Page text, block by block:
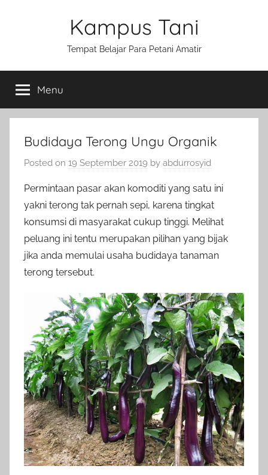
Kampus Tani
Tempat Belajar Para Petani Amatir
Menu
Budidaya Terong Ungu Organik
Posted on 19 September 2019 by abdurrosyid
Permintaan pasar akan komoditi yang satu ini
yakni terong tak pernah sepi, karena tingkat
konsumsi di masyarakat cukup tinggi. Melihat
peluang ini tentu merupakan pilihan yang bijak
jika anda memulai usaha budidaya tanaman
terong tersebut.